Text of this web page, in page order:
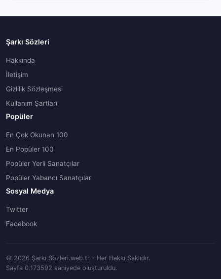
Şarkı Sözleri
Hakkında
İletişim
Gizlilik Sözleşmesi
Kullanım Şartları
Popüler
En Çok Okunan 100
En Popüler 100
Popüler Yerli Sanatçılar
Popüler Yabancı Sanatçılar
Sosyal Medya
Twitter
Facebook
© 2026 Şarkı Sözleri.web.tr - Her Hakkı Saklıdır.
Sayfa 0.173592 saniyede oluşturuldu.